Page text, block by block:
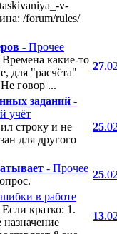
v-
/forum/rules/
- Прочее
Времена какие-то
для "расчёта"
говор ...
27
заданий -
учёт
строку и не
для другого
25
- Прочее
25
в работе
кратко: 1.
13